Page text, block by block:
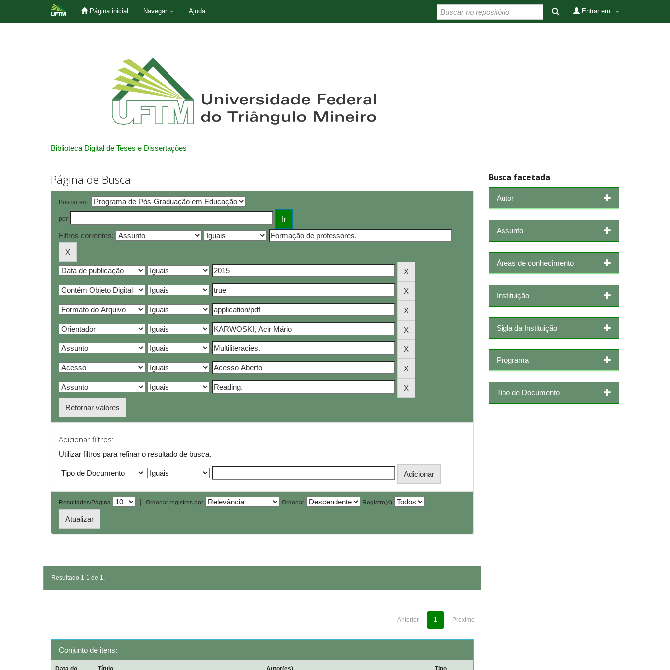
Página inicial Navegar Ajuda Entrar em:
Biblioteca Digital de Teses e Dissertações
Página de Busca
Buscar em:
por
Filtros correntes:
Retornar valores
Adicionar filtros:
Utilizar filtros para refinar o resultado de busca.
Resultados/Página | Ordenar registros por Ordenar Registro(s)
Resultado 1-1 de 1.
Anterior 1 Próximo
Conjunto de itens:
Data do Título Autor(es) Tipo
Busca facetada
Autor
Assunto
Áreas de conhecimento
Instituição
Sigla da Instituição
Programa
Tipo de Documento